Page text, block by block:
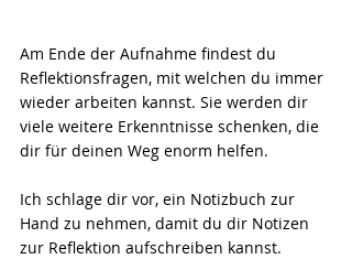
Am Ende der Aufnahme findest du
Reflektionsfragen, mit welchen du immer
wieder arbeiten kannst. Sie werden dir
viele weitere Erkenntnisse schenken, die
dir für deinen Weg enorm helfen.
Ich schlage dir vor, ein Notizbuch zur
Hand zu nehmen, damit du dir Notizen
zur Reflektion aufschreiben kannst.